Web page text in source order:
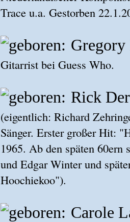
Trace u.a. Gestorben
Gitarrist bei Guess Who.
Rick
(eigentlich: Richard
Sänger. Erster großer Hit:
1965. Ab den späten 60ern
und Edgar Winter und
Hoochiekoo").
Carole